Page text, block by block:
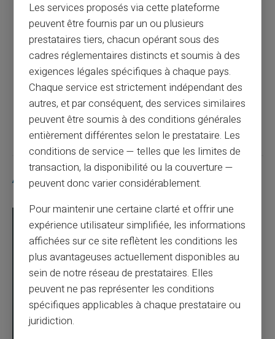
Article précédent
Ouvrir un compte en ligne sans dépôt et
sans justificatif
Article suivant
Articles similaires
Les services proposés via cette plateforme
peuvent être fournis par un ou plusieurs
prestataires tiers, chacun opérant sous des
cadres réglementaires distincts et soumis à des
exigences légales spécifiques à chaque pays.
Chaque service est strictement indépendant des
autres, et par conséquent, des services similaires
peuvent être soumis à des conditions générales
entièrement différentes selon le prestataire. Les
conditions de service — telles que les limites de
transaction, la disponibilité ou la couverture —
peuvent donc varier considérablement.
Pour maintenir une certaine clarté et offrir une
expérience utilisateur simplifiée, les informations
affichées sur ce site reflètent les conditions les
plus avantageuses actuellement disponibles au
sein de notre réseau de prestataires. Elles
peuvent ne pas représenter les conditions
spécifiques applicables à chaque prestataire ou
juridiction.